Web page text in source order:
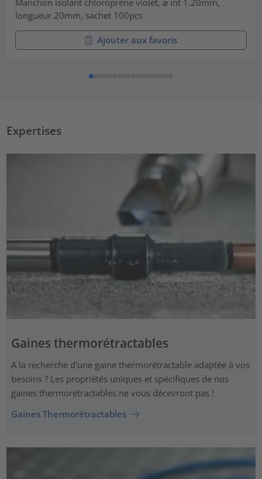
Manchon isolant chloroprène violet, ⌀ int 1.20mm,
longueur 20mm, sachet 100pcs
Ajouter aux favoris
Expertises
Gaines thermorétractables
A la recherche d'une gaine thermorétractable adaptée à vos
besoins ? Les propriétés uniques et spécifiques de nos
gaines thermorétractables ne vous décevront pas !
Gaines Thermorétractables